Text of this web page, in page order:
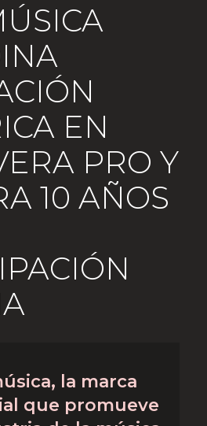
EN
PRO Y
10 AÑOS
la marca
que promueve